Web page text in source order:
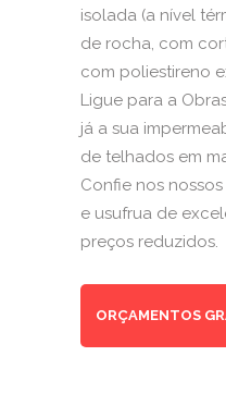
isolada (a nível
de rocha, com
com poliestireno
Ligue para a
já a sua
de telhados em
Confie nos
e usufrua de
preços reduzidos.
ORÇAMENTOS